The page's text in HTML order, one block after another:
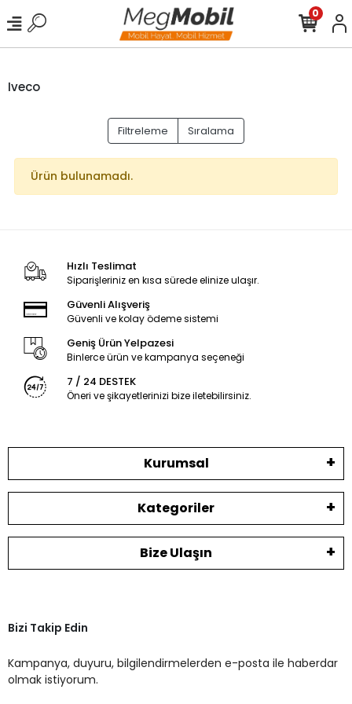
0
Iveco
Filtreleme Sıralama
Ürün bulunamadı.
Hızlı Teslimat
Siparişleriniz en kısa sürede elinize ulaşır.
Güvenli Alışveriş
Güvenli ve kolay ödeme sistemi
Geniş Ürün Yelpazesi
Binlerce ürün ve kampanya seçeneği
7 / 24 DESTEK
Öneri ve şikayetlerinizi bize iletebilirsiniz.
Kurumsal
Kategoriler
Bize Ulaşın
Bizi Takip Edin
Kampanya, duyuru, bilgilendirmelerden e-posta ile haberdar
olmak istiyorum.